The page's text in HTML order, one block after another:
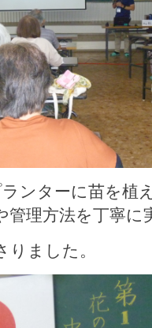
ンターに苗を植
管理方法を丁寧に
りました。